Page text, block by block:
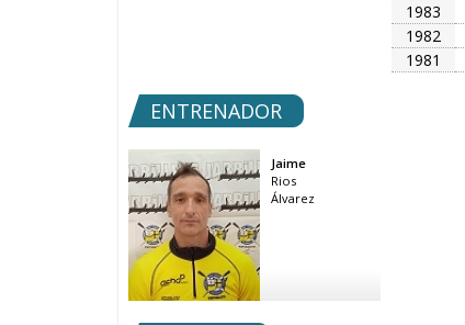
1983
1982
1981
ENTRENADOR
Jaime
Rios
Álvarez